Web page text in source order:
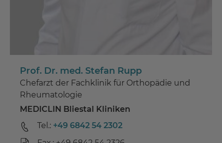
Prof. Dr. med. Stefan Rupp
Chefarzt der Fachklinik für Orthopädie und
Rheumatologie
MEDICLIN Bliestal Kliniken
Tel.: +49 6842 54 2302